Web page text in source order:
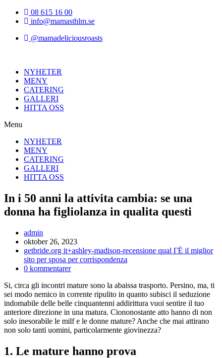
Hoppa
08 615 16 00
info@mamasthlm.se
@mamadeliciousroasts
NYHETER
MENY
CATERING
GALLERI
HITTA OSS
Menu
NYHETER
MENY
CATERING
GALLERI
HITTA OSS
In i 50 anni la attivita cambia: se una
donna ha figliolanza in qualita questi
Inläggsförfattare:
admin
Inlägget
publicerat:
oktober 26, 2023
Inläggskategori:
getbride.org it+ashley-madison-recensione qual ГЁ il miglior
sito per sposa per corrispondenza
Kommentarer
inlägget:
0 kommentarer
Si, circa gli incontri mature sono la abaissa trasporto. Persino, ma, ti
sei modo nemico in corrente ripulito in quanto subisci il seduzione
indomabile delle belle cinquantenni addirittura vuoi sentire il tuo
anteriore direzione in una matura. Ciononostante atto hanno di non
solo inesorabile le milf e le donne mature? Anche che mai attirano
non solo tanti uomini, particolarmente giovinezza?
1. Le mature hanno prova